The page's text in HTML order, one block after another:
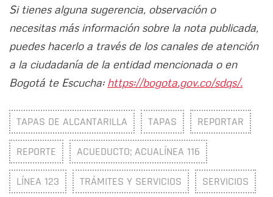
Si tienes alguna sugerencia, observación o
necesitas más información sobre la nota publicada,
puedes hacerlo a través de los canales de atención
a la ciudadanía de la entidad mencionada o en
Bogotá te Escucha: https://bogota.gov.co/sdqs/.
TAPAS DE ALCANTARILLA TAPAS REPORTAR
REPORTE ACUEDUCTO; ACUALÍNEA 116
LÍNEA 123 TRÁMITES Y SERVICIOS SERVICIOS